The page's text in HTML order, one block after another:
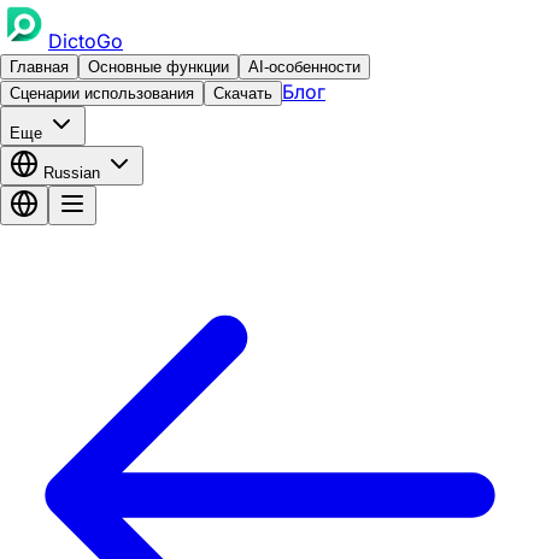
DictoGo
Главная Основные функции
AI-особенности
Сценарии использования
Скачать Блог
Еще
Russian